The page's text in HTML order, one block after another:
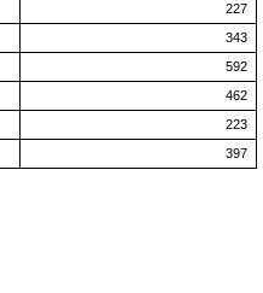
227
343
592
462
223
397